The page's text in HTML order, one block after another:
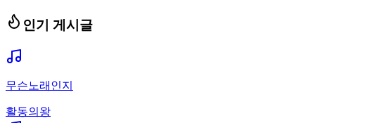
인기 게시글
무슨노래인지
활동의왕